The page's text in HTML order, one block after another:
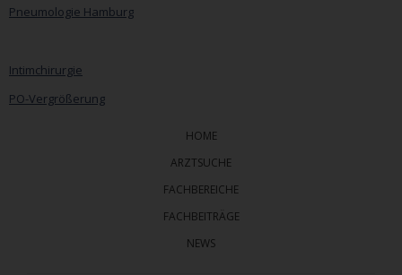
Pneumologie Hamburg
Intimchirurgie
PO-Vergrößerung
HOME
ARZTSUCHE
FACHBEREICHE
FACHBEITRÄGE
NEWS